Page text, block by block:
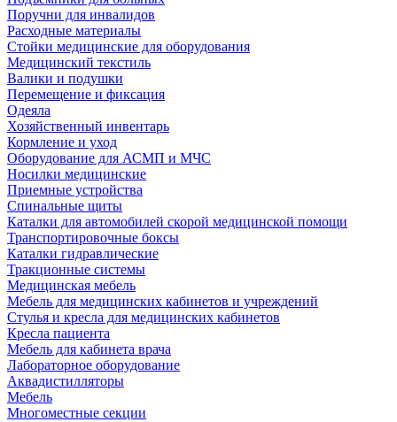
Поручни для инвалидов
Расходные материалы
Стойки медицинские для оборудования
Медицинский текстиль
Валики и подушки
Перемещение и фиксация
Одеяла
Хозяйственный инвентарь
Кормление и уход
Оборудование для АСМП и МЧС
Носилки медицинские
Приемные устройства
Спинальные щиты
Каталки для автомобилей скорой медицинской помощи
Транспортировочные боксы
Каталки гидравлические
Тракционные системы
Медицинская мебель
Мебель для медицинских кабинетов и учреждений
Стулья и кресла для медицинских кабинетов
Кресла пациента
Мебель для кабинета врача
Лабораторное оборудование
Аквадистилляторы
Мебель
Многоместные секции